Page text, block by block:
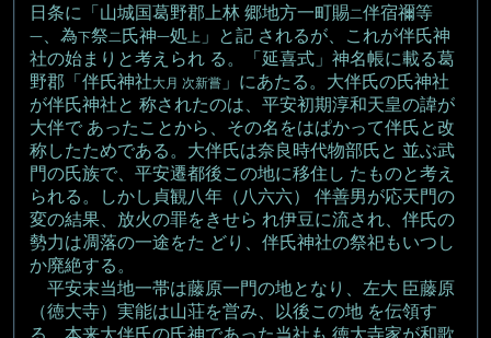
日条に「山城国葛野郡上林 郷地方一町賜二伴宿禰等
一、為下祭二 氏神一処上 」と記 されるが、これが伴氏神
社の始まりと考えられ る。「延喜式」神名帳に載る葛
野郡「伴氏神社大月 次新嘗」にあたる。大伴氏の氏神社
が伴氏神社と 称されたのは、平安初期淳和天皇の諱が
大伴で あったことから、その名をはぱかって伴氏と改
称したためである。大伴氏は奈良時代物部氏と 並ぶ武
門の氏族で、平安遷都後この地に移住し たものと考え
られる。しかし貞観八年（八六六） 伴善男が応天門の
変の結果、放火の罪をきせら れ伊豆に流され、伴氏の
勢力は凋落の一途をた どり、伴氏神社の祭祀もいつし
か廃絶する。
平安末当地一帯は藤原一門の地となり、左大 臣藤原
（徳大寺）実能は山荘を営み、以後この地 を伝領す
る。本来大伴氏の氏神であった当社も 徳大寺家が和歌